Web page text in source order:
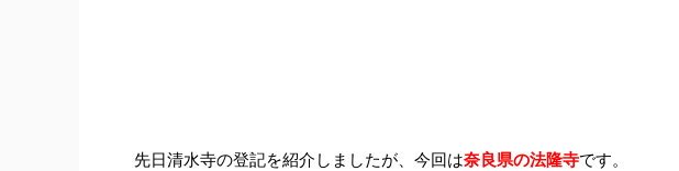
先日清水寺の登記を紹介しましたが、今回は奈良県の法隆寺です。